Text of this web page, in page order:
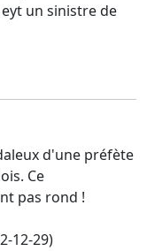
un sinistre de
d'une préfète
Ce
pas rond !
12-29)